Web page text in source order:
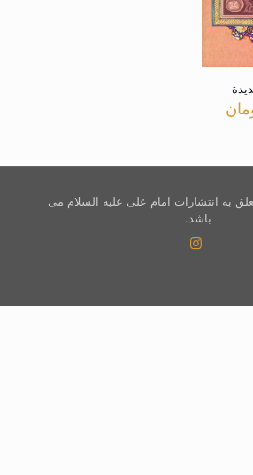
به انتشارات امام علی علیه السلام می
باشد.